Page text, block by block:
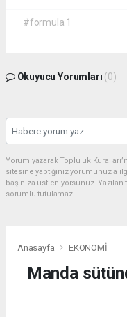
#formula 1
Okuyucu Yorumları (0)
Yorum yazarak Topluluk
sitesine yaptığınız yorumunuzla
başınıza üstleniyorsunuz.
sorumlu tutulamaz.
Anasayfa EKONOMİ
Manda